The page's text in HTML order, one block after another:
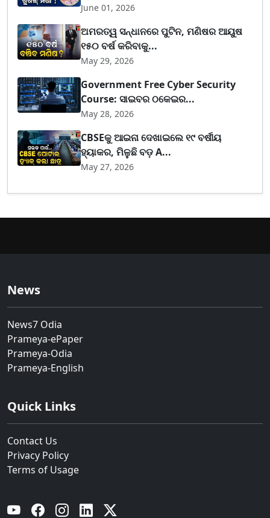
June 01, 2026
ଅମରତ୍ୱ ସନ୍ଧାନରେ ପୁଟିନ, ମଣିଷର ଆୟୁଷ
୧୫୦ ବର୍ଷ କରିବାକୁ...
May 29, 2026
Government Free Cyber Security
Course: ସାଇବର ଠକେଇର...
May 28, 2026
CBSEକୁ ଆଇନା ଦେଖାଇଲେ ୧୯ ବର୍ଷୀୟ
ହ୍ୟାକର, ମିଳୁଛି ବଡ଼ A...
May 27, 2026
News
News7 Odia
Prameya-ePaper
Prameya-Odia
Prameya-English
Quick Links
Contact Us
Privacy Policy
Terms of Usage
YouTube Facebook Instagram Linkedin